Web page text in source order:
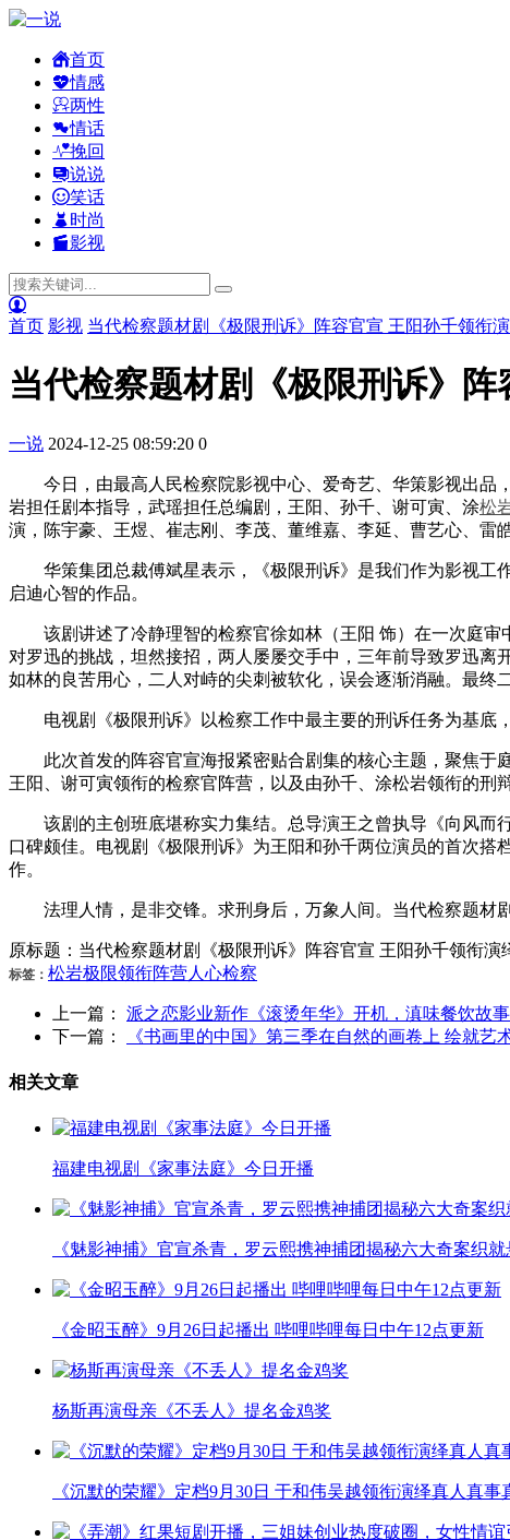
首页
情感
两性
情话
挽回
说说
笑话
时尚
影视
首页 影视 当代检察题材剧《极限刑诉》阵容官宣 王阳孙千领衔
当代检察题材剧《极限刑诉》
一说 2024-12-25 08:59:20 0
今日，由最高人民检察院影视中心、爱奇艺、华策影视出品
岩担任剧本指导，武瑶担任总编剧，王阳、孙千、谢可寅、涂松
演，陈宇豪、王煜、崔志刚、李茂、董维嘉、李延、曹艺心、雷
华策集团总裁傅斌星表示，《极限刑诉》是我们作为影视工
启迪心智的作品。
该剧讲述了冷静理智的检察官徐如林（王阳 饰）在一次庭审
对罗迅的挑战，坦然接招，两人屡屡交手中，三年前导致罗迅
如林的良苦用心，二人对峙的尖刺被软化，误会逐渐消融。最终
电视剧《极限刑诉》以检察工作中最主要的刑诉任务为基底，
此次首发的阵容官宣海报紧密贴合剧集的核心主题，聚焦于
王阳、谢可寅领衔的检察官阵营，以及由孙千、涂松岩领衔的刑
该剧的主创班底堪称实力集结。总导演王之曾执导《向风而
口碑颇佳。电视剧《极限刑诉》为王阳和孙千两位演员的首次
作。
法理人情，是非交锋。求刑身后，万象人间。当代检察题材
原标题：当代检察题材剧《极限刑诉》阵容官宣 王阳孙千领衔演
标签： 松岩极限领衔阵营人心检察
上一篇：
派之恋影业新作《滚烫年华》开机，滇味餐饮故
下一篇：
《书画里的中国》第三季在自然的画卷上 绘就艺
相关文章
福建电视剧《家事法庭》今日开播
《魅影神捕》官宣杀青，罗云熙携神捕团揭秘六大奇案织就
《金昭玉醉》9月26日起播出 哔哩哔哩每日中午12点更新
杨斯再演母亲《不丢人》提名金鸡奖
《沉默的荣耀》定档9月30日 于和伟吴越领衔演绎真人真事